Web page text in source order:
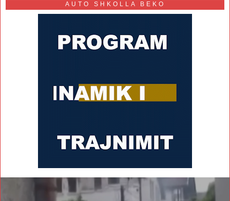
AUTO SHKOLLA BEKO